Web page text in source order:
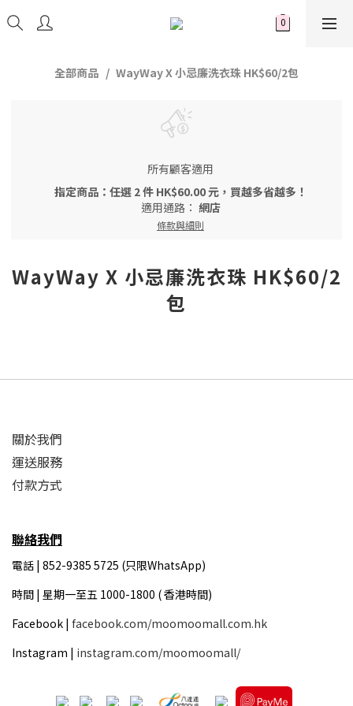
全部商品 WayWay X 小忌廉洗衣珠 HK$60/2包
所有顧客適用
指定商品：任選 2 件 HK$60.00 元，買越多省越多！
適用通路： 網店
條款與細則
WayWay X 小忌廉洗衣珠 HK$60/2
包
關於我們
運送服務
付款方式
聯絡我們
電話 | 852-9385 5725 (只限WhatsApp)
時間 | 星期一至五 1000-1800 ( 香港時間)
Facebook | facebook.com/moomoomall.com.hk
Instagram | instagram.com/moomoomall/